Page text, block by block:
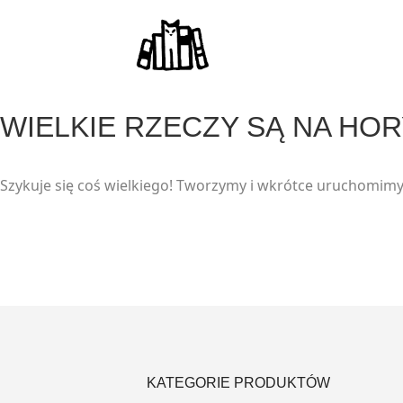
WIELKIE RZECZY SĄ NA
Szykuje się coś wielkiego! Tworzymy i wkrótce
KATEGORIE PRODUKTÓW